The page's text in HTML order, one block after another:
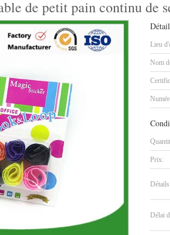
de petit pain continu de
Lieu
Nom
Prix:
Délai